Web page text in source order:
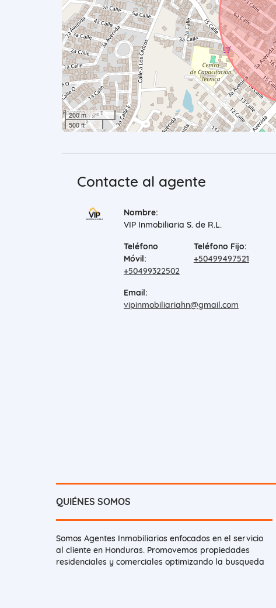
200 m
500 ft
Contacte al agente
Nombre:
VIP Inmobiliaria S. de R.L.
Teléfono
Móvil:
+50499322502
Teléfono Fijo:
+50499497521
Email:
vipinmobiliariahn@gmail.com
QUIÉNES SOMOS
Somos Agentes Inmobiliarios enfocados en el servicio
al cliente en Honduras. Promovemos propiedades
residenciales y comerciales optimizando la busqueda